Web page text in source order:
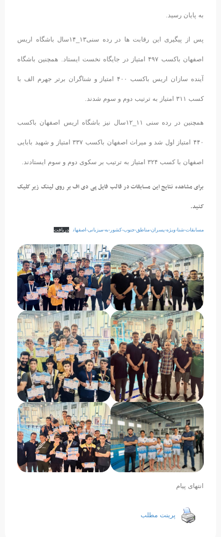
به پایان رسید.
پس از پیگیری این رقابت ها در رده سنی۱۳_۱۴سال باشگاه اریس
اصفهان باکسب ۴۹۷ امتیاز در جایگاه نخست ایستاد. همچنین باشگاه
آینده سازان اریس باکسب ۴۰۰ امتیاز و شناگران برتر جهرم الف با
کسب ۳۱۱ امتیاز به ترتیب دوم و سوم شدند.
همچنین در رده سنی ۱۱_۱۲سال نیز باشگاه اریس اصفهان باکسب
۴۴۰ امتیاز اول شد و میراث اصفهان باکسب ۳۳۷ امتیاز و شهید بابایی
اصفهان با کسب ۳۲۴ امتیاز به ترتیب بر سکوی دوم و سوم ایستادند.
برای مشاهده نتایج این مسابقات در قالب فایل پی دی اف بر روی لینک زیر کلیک
کنید.
مسابقات-شنا-ویژه-پسران-مناطق-جنوب-کشور-به-میزبانی-اصفهان دریافت
انتهای پیام
پرینت مطلب